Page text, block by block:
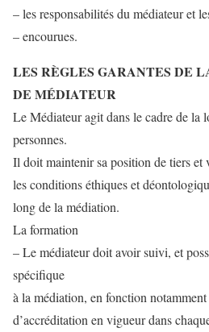
– les responsabilités du médiateur et
– encourues.
LES RÈGLES GARANTES DE
DE MÉDIATEUR
Le Médiateur agit dans le cadre de la
personnes.
Il doit maintenir sa position de tiers et
les conditions éthiques et
long de la médiation.
La formation
– Le médiateur doit avoir suivi, et
spécifique
à la médiation, en fonction
d’accréditation en vigueur dans